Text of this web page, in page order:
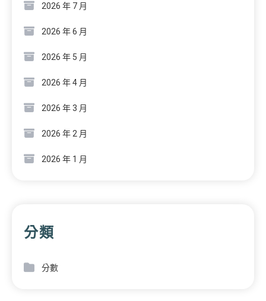
2026 年 7 月
2026 年 6 月
2026 年 5 月
2026 年 4 月
2026 年 3 月
2026 年 2 月
2026 年 1 月
分類
分數